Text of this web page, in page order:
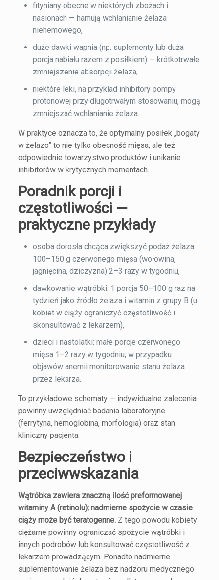
fityniany obecne w niektórych zbożach i
nasionach — hamują wchłanianie żelaza
niehemowego,
duże dawki wapnia (np. suplementy lub duża
porcja nabiału razem z posiłkiem) — krótkotrwałe
zmniejszenie absorpcji żelaza,
niektóre leki, na przykład inhibitory pompy
protonowej przy długotrwałym stosowaniu, mogą
zmniejszać wchłanianie żelaza.
W praktyce oznacza to, że optymalny posiłek „bogaty
w żelazo” to nie tylko obecność mięsa, ale też
odpowiednie towarzystwo produktów i unikanie
inhibitorów w krytycznych momentach.
Poradnik porcji i
częstotliwości —
praktyczne przykłady
osoba dorosła chcąca zwiększyć podaż żelaza:
100–150 g czerwonego mięsa (wołowina,
jagnięcina, dziczyzna) 2–3 razy w tygodniu,
dawkowanie wątróbki: 1 porcja 50–100 g raz na
tydzień jako źródło żelaza i witamin z grupy B (u
kobiet w ciąży ograniczyć częstotliwość i
skonsultować z lekarzem),
dzieci i nastolatki: małe porcje czerwonego
mięsa 1–2 razy w tygodniu; w przypadku
objawów anemii monitorowanie stanu żelaza
przez lekarza.
To przykładowe schematy — indywidualne zalecenia
powinny uwzględniać badania laboratoryjne
(ferrytyna, hemoglobina, morfologia) oraz stan
kliniczny pacjenta.
Bezpieczeństwo i
przeciwwskazania
Wątróbka zawiera znaczną ilość preformowanej
witaminy A (retinolu); nadmierne spożycie w czasie
ciąży może być teratogenne.Z tego powodu kobiety
ciężarne powinny ograniczać spożycie wątróbki i
innych podrobów lub konsultować częstotliwość z
lekarzem prowadzącym. Ponadto nadmierne
suplementowanie żelaza bez nadzoru medycznego